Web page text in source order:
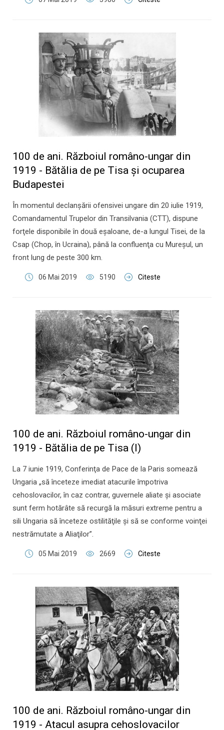
100 de ani. Războiul româno-ungar din
1919 - Bătălia de pe Tisa şi ocuparea
Budapestei
În momentul declanşării ofensivei ungare din 20 iulie 1919,
Comandamentul Trupelor din Transilvania (CTT), dispune
forţele disponibile în două eşaloane, de-a lungul Tisei, de la
Csap (Chop, în Ucraina), până la confluenţa cu Mureşul, un
front lung de peste 300 km.
06 Mai 2019 5190 Citeste
100 de ani. Războiul româno-ungar din
1919 - Bătălia de pe Tisa (I)
La 7 iunie 1919, Conferinţa de Pace de la Paris somează
Ungaria „să înceteze imediat atacurile împotriva
cehoslovacilor, în caz contrar, guvernele aliate şi asociate
sunt ferm hotărâte să recurgă la măsuri extreme pentru a
sili Ungaria să înceteze ostilităţile şi să se conforme voinţei
nestrămutate a Aliaţilor”.
05 Mai 2019 2669 Citeste
100 de ani. Războiul româno-ungar din
1919 - Atacul asupra cehoslovacilor